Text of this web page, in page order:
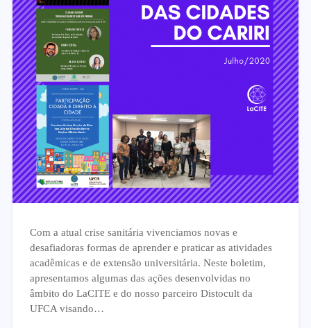
Com a atual crise sanitária vivenciamos novas e
desafiadoras formas de aprender e praticar as atividades
acadêmicas e de extensão universitária. Neste boletim,
apresentamos algumas das ações desenvolvidas no
âmbito do LaCITE e do nosso parceiro Distocult da
UFCA visando…